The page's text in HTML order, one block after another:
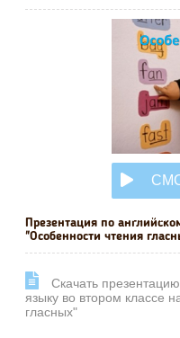
ОНЛАЙН
Презентация по
"Особенности чтения
Cкачать
языку во втором классе
гласных"